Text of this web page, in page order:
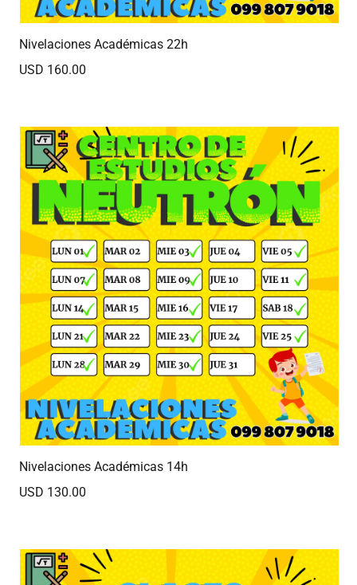
Nivelaciones Académicas 22h
USD 160.00
Nivelaciones Académicas 14h
USD 130.00